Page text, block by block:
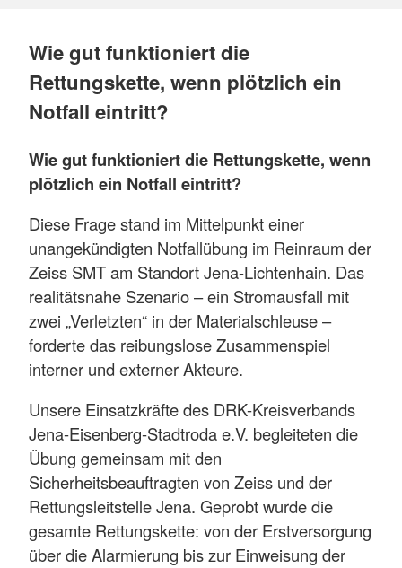
Wie gut funktioniert die
Rettungskette, wenn plötzlich ein
Notfall eintritt?
Wie gut funktioniert die Rettungskette, wenn
plötzlich ein Notfall eintritt?
Diese Frage stand im Mittelpunkt einer
unangekündigten Notfallübung im Reinraum der
Zeiss SMT am Standort Jena-Lichtenhain. Das
realitätsnahe Szenario – ein Stromausfall mit
zwei „Verletzten“ in der Materialschleuse –
forderte das reibungslose Zusammenspiel
interner und externer Akteure.
Unsere Einsatzkräfte des DRK-Kreisverbands
Jena-Eisenberg-Stadtroda e.V. begleiteten die
Übung gemeinsam mit den
Sicherheitsbeauftragten von Zeiss und der
Rettungsleitstelle Jena. Geprobt wurde die
gesamte Rettungskette: von der Erstversorgung
über die Alarmierung bis zur Einweisung der